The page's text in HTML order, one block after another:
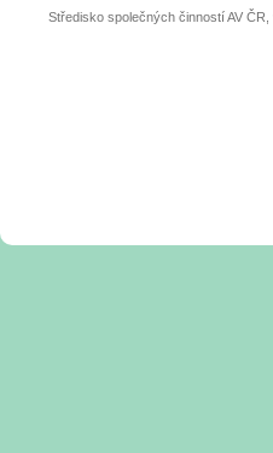
Středisko společných činností AV ČR,